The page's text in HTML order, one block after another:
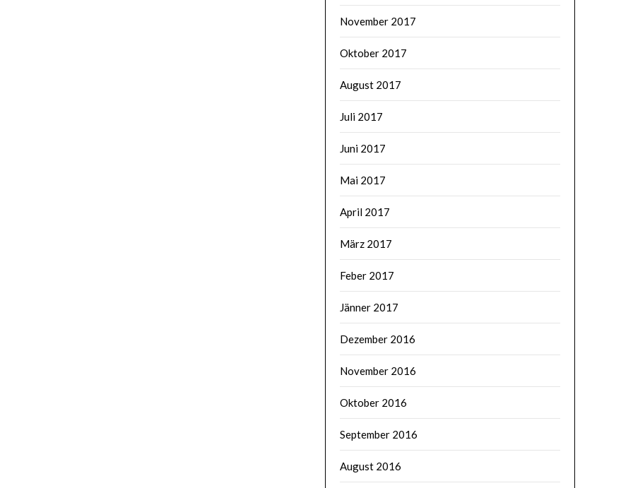
November 2017
Oktober 2017
August 2017
Juli 2017
Juni 2017
Mai 2017
April 2017
März 2017
Feber 2017
Jänner 2017
Dezember 2016
November 2016
Oktober 2016
September 2016
August 2016